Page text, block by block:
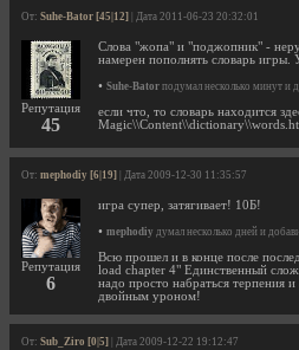
От: Suhe-Bator [45|12] | Дата 2011-06-23 20:32:01
Репутация
45
Слова "жопа" и "поджопник" -
намерен пополнять словарь
• Suhe-Bator подумал несколько минут и
если что, то словарь находится
От: mephodiy [6|19] | Дата 2009-12-30 11:35:57
Репутация
6
игра супер, затягивает! 10Б!
• mephodiy думал несколько дней и
Всю прошел и в конце после
load chapter 4" Единственный
надо просто набраться терпения
двойным уроном!
От: Sub_Ziro [0|5] | Дата 2009-12-22 19:12:47